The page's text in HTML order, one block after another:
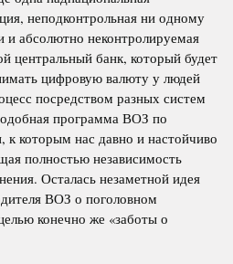
неподконтрольная ни одному
и абсолютно неконтролируемая
центральный банк, который будет
цифровую валюту у людей
посредством разных систем
программа ВОЗ по
к которым нас давно и настойчиво
полностью независимость
Осталась незаметной идея
ВОЗ о поголовном
конечно же «заботы о